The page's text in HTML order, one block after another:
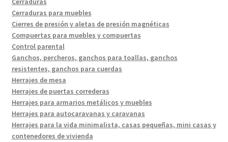
Cerraduras para muebles
Cierres de presión y aletas de presión magnéticas
Compuertas para muebles y compuertas
Control parental
Ganchos, percheros, ganchos para toallas, ganchos
resistentes, ganchos para cuerdas
Herrajes de mesa
Herrajes de puertas correderas
Herrajes para armarios metálicos y muebles
Herrajes para autocaravanas y caravanas
Herrajes para la vida minimalista, casas pequeñas, mini casas y
contenedores de vivienda